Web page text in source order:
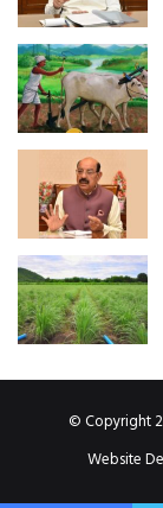
© Copyright
Website